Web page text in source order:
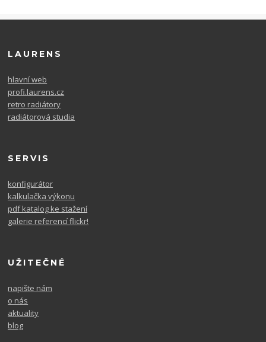
LAURENS
hlavní web
profi.laurens.cz
retro radiátory
radiátorová studia
SERVIS
konfigurátor
kalkulačka výkonu
pdf katalog ke stažení
galerie referencí flickr!
UŽITEČNÉ
napište nám
o nás
aktuality
blog